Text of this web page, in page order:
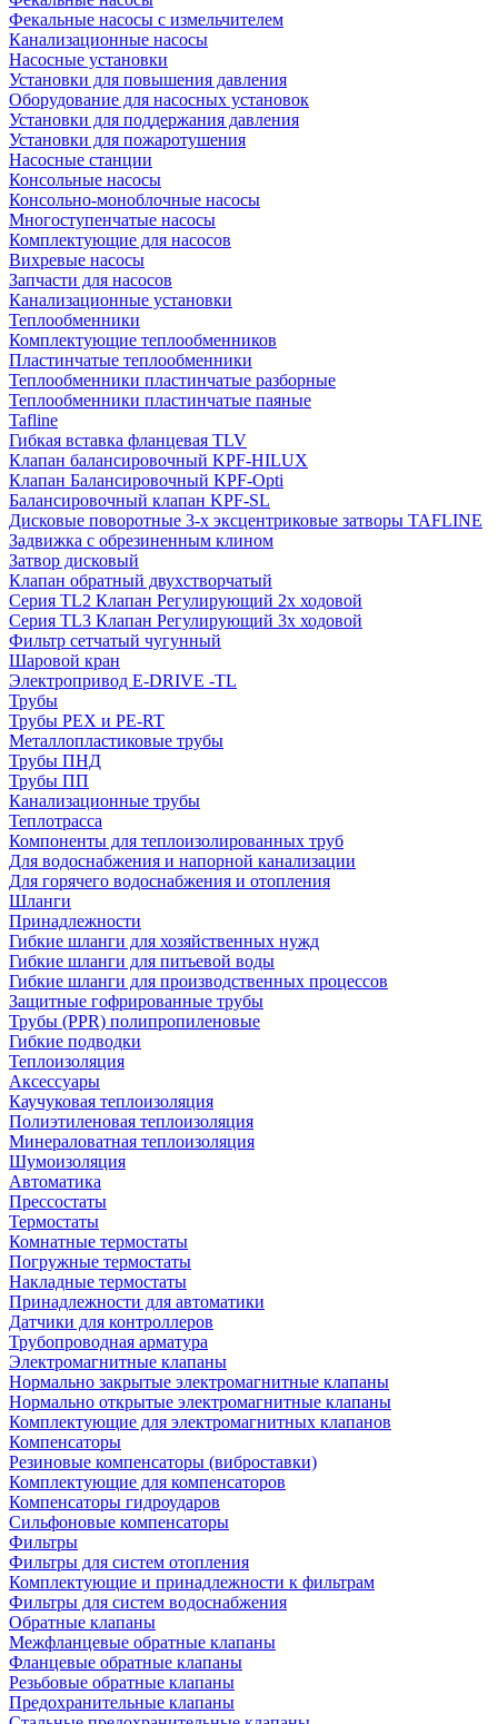
Фекальные насосы с измельчителем
Канализационные насосы
Насосные установки
Установки для повышения давления
Оборудование для насосных установок
Установки для поддержания давления
Установки для пожаротушения
Насосные станции
Консольные насосы
Консольно-моноблочные насосы
Многоступенчатые насосы
Комплектующие для насосов
Вихревые насосы
Запчасти для насосов
Канализационные установки
Теплообменники
Комплектующие теплообменников
Пластинчатые теплообменники
Теплообменники пластинчатые разборные
Теплообменники пластинчатые паяные
Tafline
Гибкая вставка фланцевая TLV
Клапан балансировочный KPF-HILUX
Клапан Балансировочный KPF-Opti
Балансировочный клапан KPF-SL
Дисковые поворотные 3-х эксцентриковые затворы TAFLINE
Задвижка с обрезиненным клином
Затвор дисковый
Клапан обратный двухстворчатый
Серия TL2 Клапан Регулирующий 2х ходовой
Серия TL3 Клапан Регулирующий 3х ходовой
Фильтр сетчатый чугунный
Шаровой кран
Электропривод E-DRIVE -TL
Трубы
Трубы PEX и PE-RT
Металлопластиковые трубы
Трубы ПНД
Трубы ПП
Канализационные трубы
Теплотрасса
Компоненты для теплоизолированных труб
Для водоснабжения и напорной канализации
Для горячего водоснабжения и отопления
Шланги
Принадлежности
Гибкие шланги для хозяйственных нужд
Гибкие шланги для питьевой воды
Гибкие шланги для производственных процессов
Защитные гофрированные трубы
Трубы (РРR) полипропиленовые
Гибкие подводки
Теплоизоляция
Аксессуары
Каучуковая теплоизоляция
Полиэтиленовая теплоизоляция
Минераловатная теплоизоляция
Шумоизоляция
Автоматика
Прессостаты
Термостаты
Комнатные термостаты
Погружные термостаты
Накладные термостаты
Принадлежности для автоматики
Датчики для контроллеров
Трубопроводная арматура
Электромагнитные клапаны
Нормально закрытые электромагнитные клапаны
Нормально открытые электромагнитные клапаны
Комплектующие для электромагнитных клапанов
Компенсаторы
Резиновые компенсаторы (виброставки)
Комплектующие для компенсаторов
Компенсаторы гидроударов
Сильфоновые компенсаторы
Фильтры
Фильтры для систем отопления
Комплектующие и принадлежности к фильтрам
Фильтры для систем водоснабжения
Обратные клапаны
Межфланцевые обратные клапаны
Фланцевые обратные клапаны
Резьбовые обратные клапаны
Предохранительные клапаны